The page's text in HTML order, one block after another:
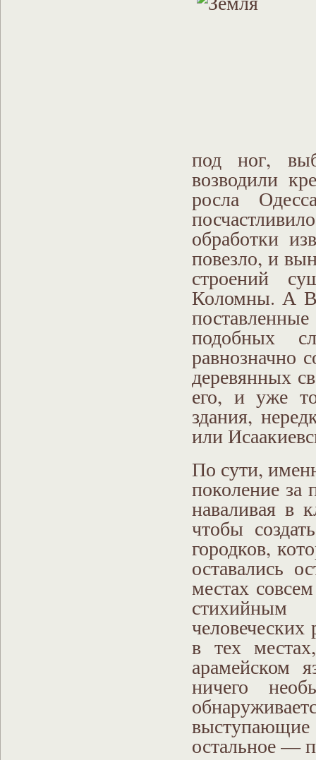
под ног,
возводили
росла
обработки
повезло, и
строений
Коломны. А
подобных
равнозначно
деревянных
его, и уже
здания,
или
По сути,
поколение за
наваливая в
чтобы
городков,
оставались
местах
стихийным
в тех
арамейском
ничего
выступающие
остальное —